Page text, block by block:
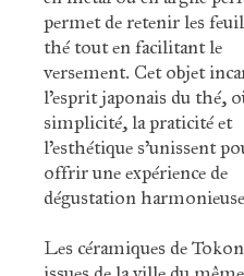
permet de retenir les
thé tout en facilitant le
versement. Cet objet
l'esprit japonais du thé,
simplicité, la praticité et
l’esthétique s’unissent
offrir une expérience de
dégustation harmonieuse.
Les céramiques de
issues de la ville du